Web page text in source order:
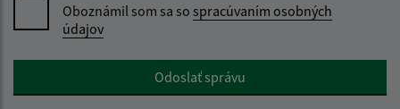
Oboznámil som sa so spracúvaním osobných
údajov
Google reCaptcha ResponseOdoslať správu